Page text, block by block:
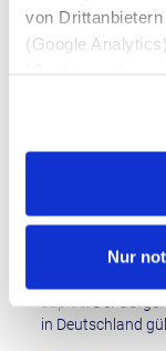
von
(Google
Impressum.
Nur
Die Buchung
Wünsche der
in Deutschland